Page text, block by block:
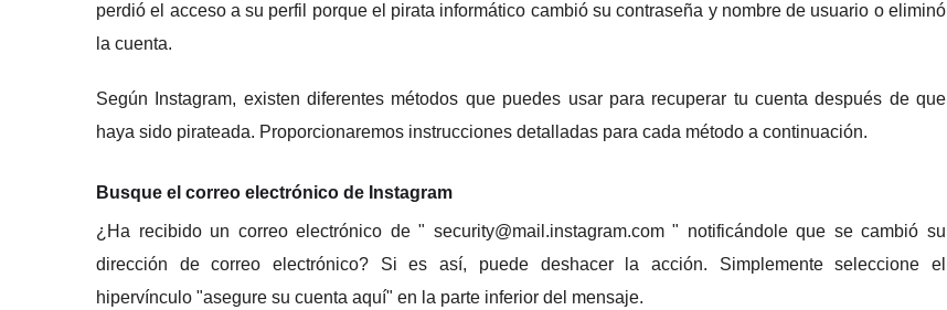
perdió el acceso a su perfil porque el pirata informático cambió su contraseña y nombre de usuario o eliminó
la cuenta.
Según Instagram, existen diferentes métodos que puedes usar para recuperar tu cuenta después de que
haya sido pirateada. Proporcionaremos instrucciones detalladas para cada método a continuación.
Busque el correo electrónico de Instagram
¿Ha recibido un correo electrónico de " security@mail.instagram.com" notificándole que se cambió su
dirección de correo electrónico? Si es así, puede deshacer la acción. Simplemente seleccione el
hipervínculo "asegure su cuenta aquí" en la parte inferior del mensaje.